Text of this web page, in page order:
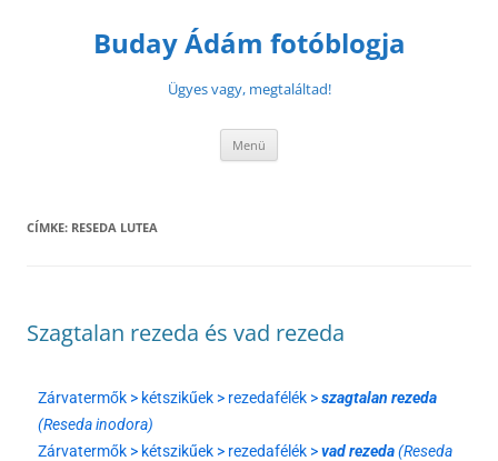
Buday Ádám fotóblogja
Ügyes vagy, megtaláltad!
Menü
CÍMKE: RESEDA LUTEA
Szagtalan rezeda és vad rezeda
Zárvatermők > kétszikűek > rezedafélék >szagtalan rezeda
(Reseda inodora)
Zárvatermők > kétszikűek > rezedafélék >vad rezeda(Reseda